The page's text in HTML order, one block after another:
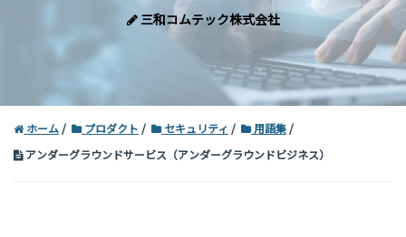
三和コムテック株式会社
ホーム プロダクト セキュリティ
用語集
アンダーグラウンドサービス（アンダーグラウンドビジネス）